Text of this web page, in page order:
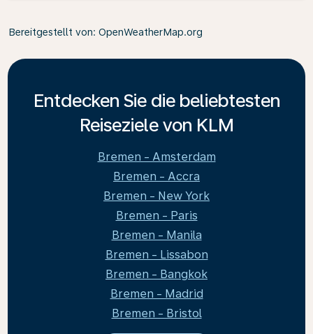
Bereitgestellt von: OpenWeatherMap.org
Entdecken Sie die beliebtesten
Reiseziele von KLM
Bremen - Amsterdam
Bremen - Accra
Bremen - New York
Bremen - Paris
Bremen - Manila
Bremen - Lissabon
Bremen - Bangkok
Bremen - Madrid
Bremen - Bristol